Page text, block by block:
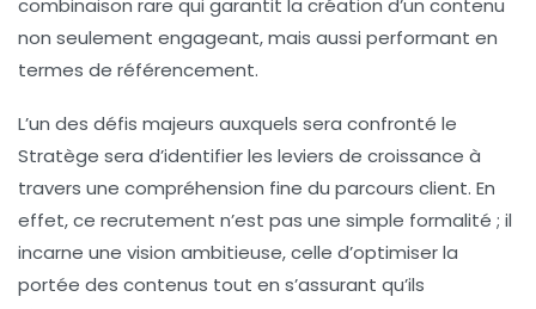
combinaison rare qui garantit la création d’un contenu
non seulement engageant, mais aussi performant en
termes de référencement.
L’un des défis majeurs auxquels sera confronté le
Stratège sera d’identifier les leviers de croissance à
travers une compréhension fine du parcours client. En
effet, ce recrutement n’est pas une simple formalité ; il
incarne une vision ambitieuse, celle d’optimiser la
portée des contenus tout en s’assurant qu’ils